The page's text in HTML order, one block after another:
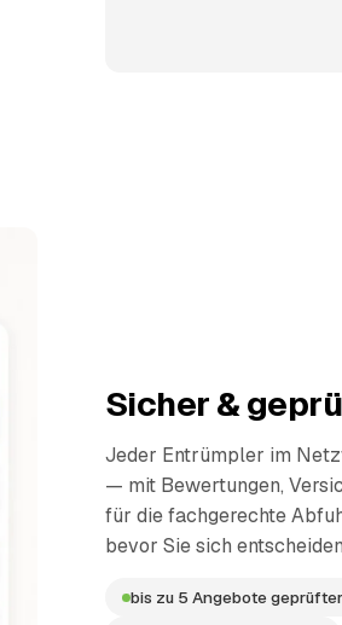
Sicher &
Jeder Entrümpler im
— mit Bewertungen,
für die fachgerechte
bevor Sie sich
bis zu 5 Angebote